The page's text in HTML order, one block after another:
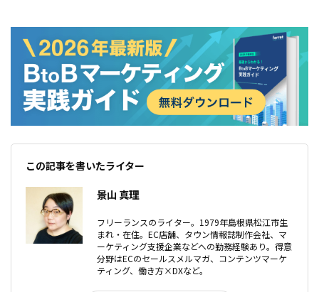
この記事を書いたライター
景山 真理
フリーランスのライター。1979年島根県松江市生
まれ・在住。EC店舗、タウン情報誌制作会社、マ
ーケティング支援企業などへの勤務経験あり。得意
分野はECのセールスメルマガ、コンテンツマーケ
ティング、働き方×DXなど。